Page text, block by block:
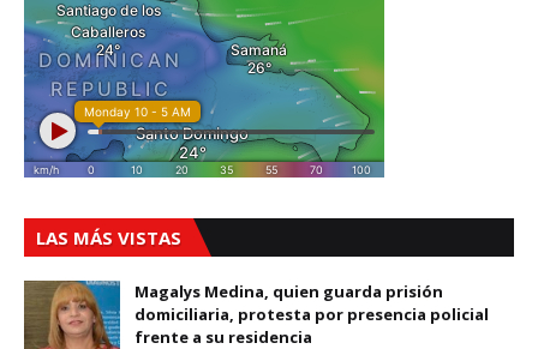
LAS MÁS VISTAS
Magalys Medina, quien guarda prisión
domiciliaria, protesta por presencia policial
frente a su residencia